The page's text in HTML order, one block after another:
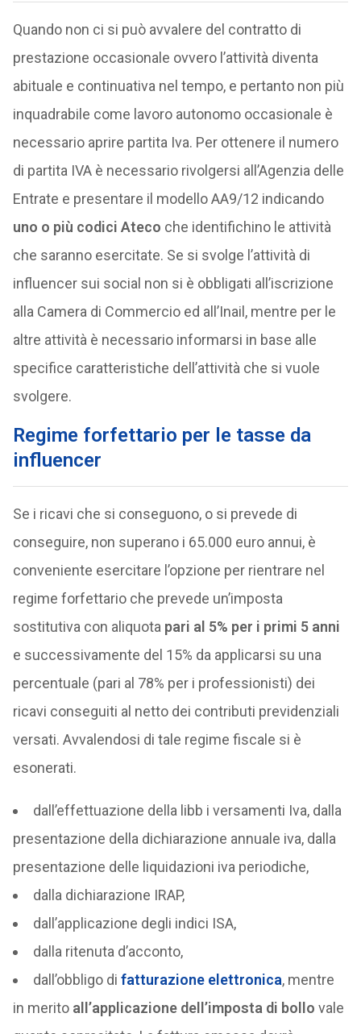
Quando non ci si può avvalere del contratto di
prestazione occasionale ovvero l’attività diventa
abituale e continuativa nel tempo, e pertanto non più
inquadrabile come lavoro autonomo occasionale è
necessario aprire partita Iva. Per ottenere il numero
di partita IVA è necessario rivolgersi all’Agenzia delle
Entrate e presentare il modello AA9/12 indicando
uno o più codici Ateco che identifichino le attività
che saranno esercitate. Se si svolge l’attività di
influencer sui social non si è obbligati all’iscrizione
alla Camera di Commercio ed all’Inail, mentre per le
altre attività è necessario informarsi in base alle
specifice caratteristiche dell’attività che si vuole
svolgere.
Regime forfettario per le tasse da
influencer
Se i ricavi che si conseguono, o si prevede di
conseguire, non superano i 65.000 euro annui, è
conveniente esercitare l’opzione per rientrare nel
regime forfettario che prevede un’imposta
sostitutiva con aliquota pari al 5% per i primi 5 anni
e successivamente del 15% da applicarsi su una
percentuale (pari al 78% per i professionisti) dei
ricavi conseguiti al netto dei contributi previdenziali
versati. Avvalendosi di tale regime fiscale si è
esonerati.
dall’effettuazione della libb i versamenti Iva, dalla
presentazione della dichiarazione annuale iva, dalla
presentazione delle liquidazioni iva periodiche,
dalla dichiarazione IRAP,
dall’applicazione degli indici ISA,
dalla ritenuta d’acconto,
dall’obbligo di fatturazione elettronica, mentre
in merito all’applicazione dell’imposta di bollo vale